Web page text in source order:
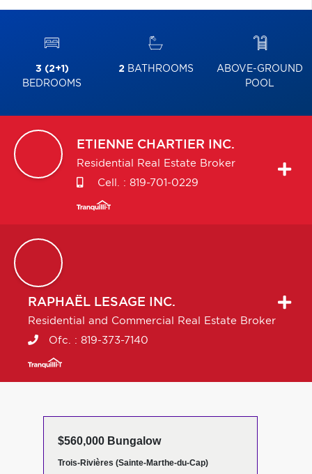
3 (2+1)
BEDROOMS
2BATHROOMS
ABOVE-GROUND
POOL
ETIENNE CHARTIER INC.
Residential Real Estate Broker
Cell. : 819-701-0229
RAPHAËL LESAGE INC.
Residential and Commercial Real Estate Broker
Ofc. : 819-373-7140
$560,000 Bungalow
Trois-Rivières (Sainte-Marthe-du-Cap)